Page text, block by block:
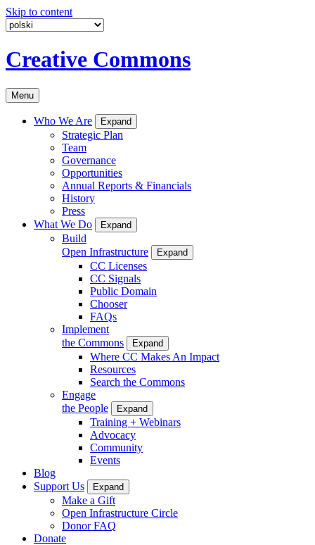
Skip to content
Creative Commons
Menu
Who We Are Expand
Strategic Plan
Team
Governance
Opportunities
Annual Reports & Financials
History
Press
What We Do
Expand
Build
Open Infrastructure
Expand
CC Licenses
CC Signals
Public Domain
Chooser
FAQs
Implement
the Commons
Expand
Where CC Makes An Impact
Resources
Search the Commons
Engage
the People
Expand
Training + Webinars
Advocacy
Community
Events
Blog
Support Us
Expand
Make a Gift
Open Infrastructure Circle
Donor FAQ
Donate